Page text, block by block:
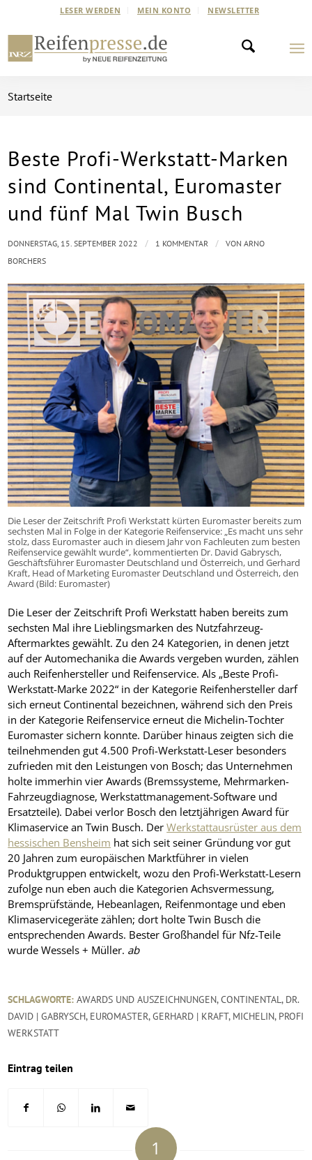
LESER WERDEN MEIN KONTO NEWSLETTER
Startseite
Beste Profi-Werkstatt-Marken
sind Continental, Euromaster
und fünf Mal Twin Busch
Die Leser der Zeitschrift Profi Werkstatt kürten Euromaster bereits zum
sechsten Mal in Folge in der Kategorie Reifenservice: „Es macht uns sehr
stolz, dass Euromaster auch in diesem Jahr von Fachleuten zum besten
Reifenservice gewählt wurde“, kommentierten Dr. David Gabrysch,
Geschäftsführer Euromaster Deutschland und Österreich, und Gerhard
Kraft, Head of Marketing Euromaster Deutschland und Österreich, den
Award (Bild: Euromaster)
Die Leser der Zeitschrift Profi Werkstatt haben bereits zum
sechsten Mal ihre Lieblingsmarken des Nutzfahrzeug-
Aftermarktes gewählt. Zu den 24 Kategorien, in denen jetzt
auf der Automechanika die Awards vergeben wurden, zählen
auch Reifenhersteller und Reifenservice. Als „Beste Profi-
Werkstatt-Marke 2022“ in der Kategorie Reifenhersteller darf
sich erneut Continental bezeichnen, während sich den Preis
in der Kategorie Reifenservice erneut die Michelin-Tochter
Euromaster sichern konnte. Darüber hinaus zeigten sich die
teilnehmenden gut 4.500 Profi-Werkstatt-Leser besonders
zufrieden mit den Leistungen von Bosch; das Unternehmen
holte immerhin vier Awards (Bremssysteme, Mehrmarken-
Fahrzeugdiagnose, Werkstattmanagement-Software und
Ersatzteile). Dabei verlor Bosch den letztjährigen Award für
Klimaservice an Twin Busch. DerWerkstattausrüster aus dem
hessischen Bensheim hat sich seit seiner Gründung vor gut
20 Jahren zum europäischen Marktführer in vielen
Produktgruppen entwickelt, wozu den Profi-Werkstatt-Lesern
zufolge nun eben auch die Kategorien Achsvermessung,
Bremsprüfstände, Hebeanlagen, Reifenmontage und eben
Klimaservicegeräte zählen; dort holte Twin Busch die
entsprechenden Awards. Bester Großhandel für Nfz-Teile
wurde Wessels + Müller. ab
DONNERSTAG, 15. SEPTEMBER 2022 / 1 KOMMENTAR / VONARNO
BORCHERS
SCHLAGWORTE: AWARDS UND AUSZEICHNUNGEN,CONTINENTAL, DR.
DAVID | GABRYSCH, EUROMASTER,GERHARD | KRAFT, MICHELIN, PROFI
WERKSTATT
Eintrag teilen
1
sagt: